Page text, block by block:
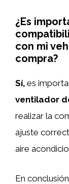
¿Es
con mi
compra?
Sí, es
ventilador
realizar la
ajuste
aire
En